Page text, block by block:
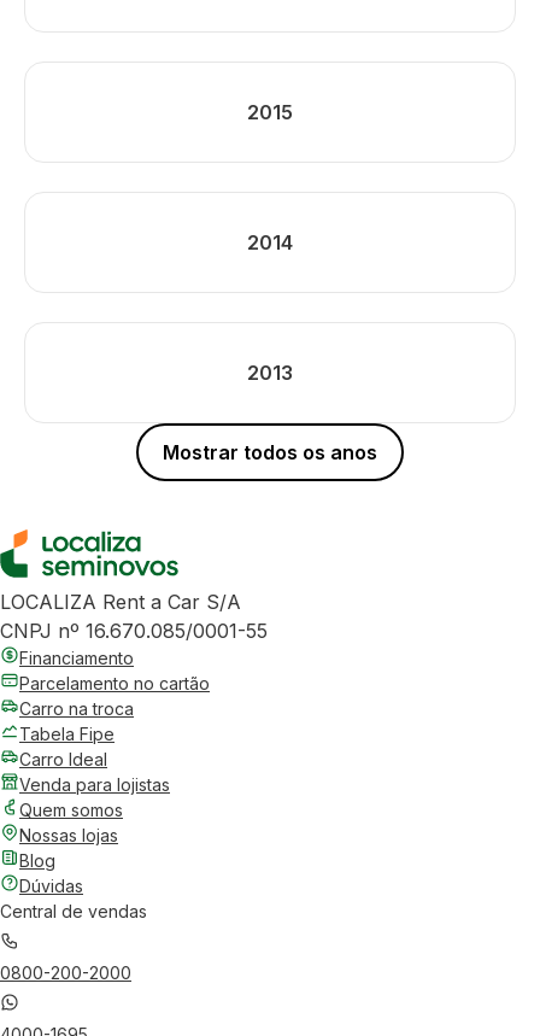
2015
2014
2013
Mostrar todos os anos
LOCALIZA Rent a Car S/A
CNPJ nº 16.670.085/0001-55
Financiamento
Parcelamento no cartão
Carro na troca
Tabela Fipe
Carro Ideal
Venda para lojistas
Quem somos
Nossas lojas
Blog
Dúvidas
Central de vendas
0800-200-2000